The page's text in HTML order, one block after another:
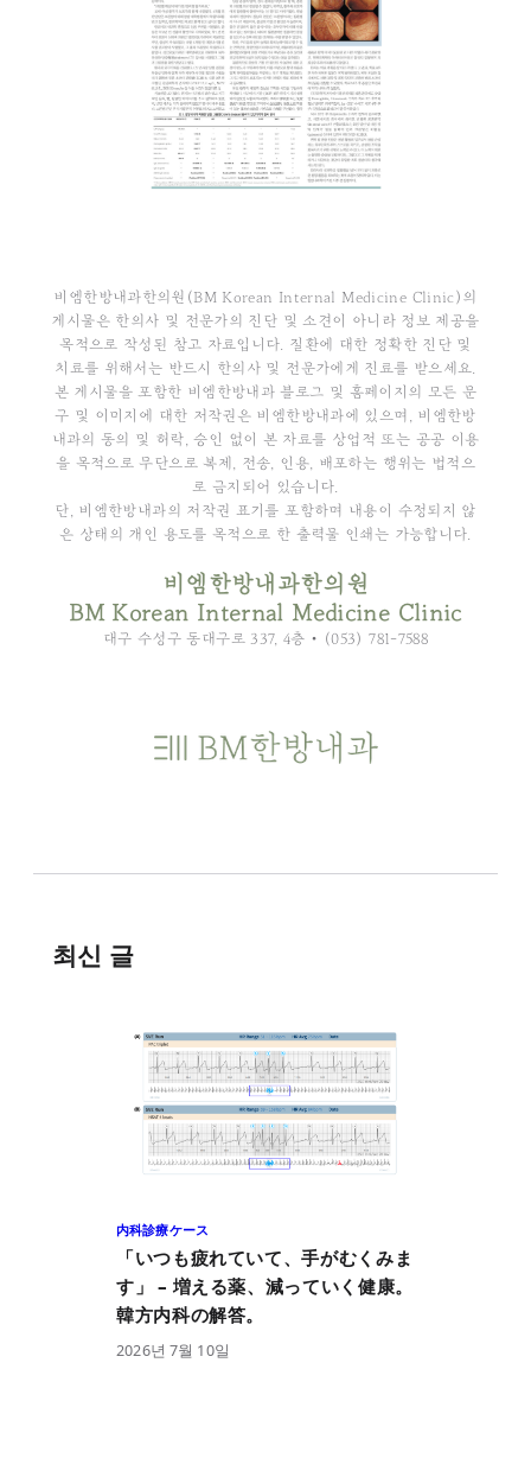
비엠한방내과한의원(BM Korean Internal Medicine Clinic)의
게시물은 한의사 및 전문가의 진단 및 소견이 아니라 정보 제공을
목적으로 작성된 참고 자료입니다. 질환에 대한 정확한 진단 및
치료를 위해서는 반드시 한의사 및 전문가에게 진료를 받으세요.
본 게시물을 포함한 비엠한방내과 블로그 및 홈페이지의 모든 문
구 및 이미지에 대한 저작권은 비엠한방내과에 있으며, 비엠한방
내과의 동의 및 허락, 승인 없이 본 자료를 상업적 또는 공공 이용
을 목적으로 무단으로 복제, 전송, 인용, 배포하는 행위는 법적으
로 금지되어 있습니다.
단, 비엠한방내과의 저작권 표기를 포함하며 내용이 수정되지 않
은 상태의 개인 용도를 목적으로 한 출력물 인쇄는 가능합니다.
비엠한방내과한의원
BM Korean Internal Medicine Clinic
대구 수성구 동대구로 337, 4층 • (053) 781-7588
최신 글
内科診療ケース
「いつも疲れていて、手がむくみま
す」 – 増える薬、減っていく健康。
韓方内科の解答。
2026년 7월 10일